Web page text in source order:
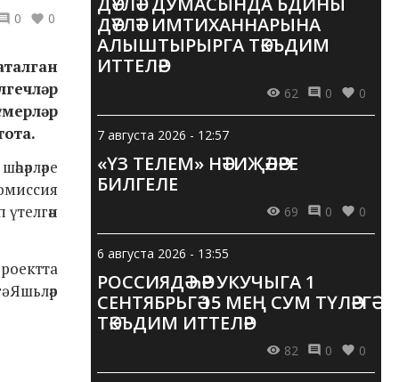
0 0
Яшьләр
ДӘҮЛӘТ ИМТИХАННАРЫНА
АЛЫШТЫРЫРГА ТӘКЪДИМ
ИТТЕЛӘР
62 0 0
7 августа 2026 - 12:57
«ҮЗ ТЕЛЕМ» НӘТИҖӘЛӘРЕ
БИЛГЕЛЕ
69 0 0
6 августа 2026 - 13:55
РОССИЯДӘ ҺӘР УКУЧЫГА 1
СЕНТЯБРЬГӘ 15 МЕҢ СУМ ТҮЛӘРГӘ
ТӘКЪДИМ ИТТЕЛӘР
82 0 0